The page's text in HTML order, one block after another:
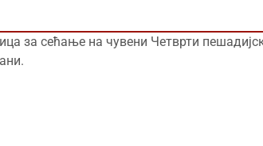
за сећање на чувени Четврти